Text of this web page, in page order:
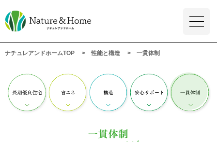
ナチュレアンドホームTOP 性能と構造 一貫体制